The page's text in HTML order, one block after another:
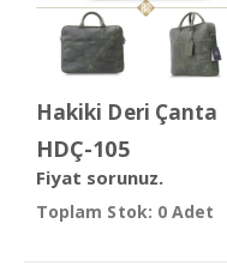
Hakiki Deri Çanta
HDÇ-105
Fiyat sorunuz.
Toplam Stok: 0 Adet